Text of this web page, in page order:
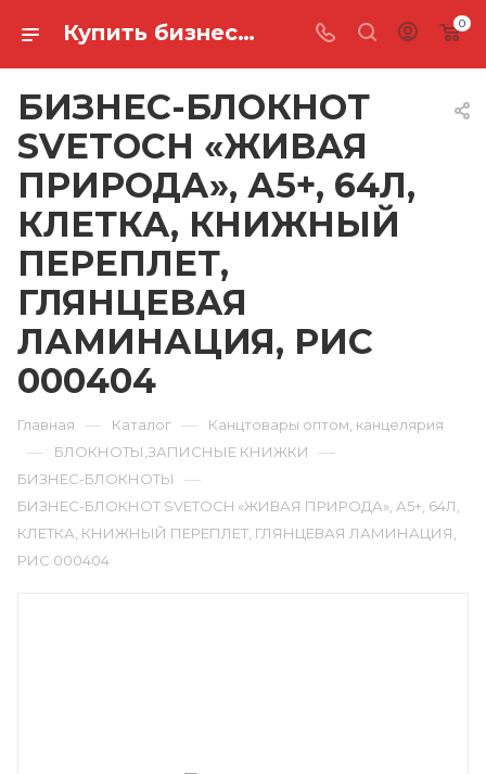
Купить бизнес-блокнот svetoch «живая природа», а5+, 64л, клетка, книжный переплет, глянцевая ламинация, рис 000404 в Ростове-на-Дону 0
БИЗНЕС-БЛОКНОТ
SVETOCH «ЖИВАЯ
ПРИРОДА», А5+, 64Л,
КЛЕТКА, КНИЖНЫЙ
ПЕРЕПЛЕТ,
ГЛЯНЦЕВАЯ
ЛАМИНАЦИЯ, РИС
000404
Главная — Каталог — Канцтовары оптом, канцелярия
— БЛОКНОТЫ,ЗАПИСНЫЕ КНИЖКИ —
БИЗНЕС-БЛОКНОТЫ —
БИЗНЕС-БЛОКНОТ SVETOCH «ЖИВАЯ ПРИРОДА», А5+, 64Л,
КЛЕТКА, КНИЖНЫЙ ПЕРЕПЛЕТ, ГЛЯНЦЕВАЯ ЛАМИНАЦИЯ,
РИС 000404